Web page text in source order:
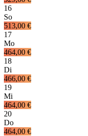
16
So
513,00 €
17
Mo
464,00 €
18
Di
466,00 €
19
Mi
464,00 €
20
Do
464,00 €